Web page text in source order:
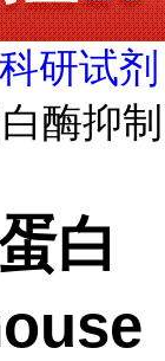
科研试剂
酶抑制
白